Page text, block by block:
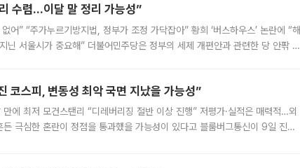
수렴…이달 말 정리 가능성”
어” “주가누르기방지법, 정부가 조정 가닥잡아” 황희 ‘버스하우스’ 논란에 “해
닌 서울시가 중요해” 더불어민주당은 정부의 세제 개편안과 관련한 당 안팎 의
코스피, 변동성 최악 국면 지났을 가능성”
에 최저 모건스탠리 “디레버리징 절반 이상 진행” 저평가·실적은 매력적…외
든 극심한 혼란이 정점을 통과했을 가능성이 있다고 블룸버그통신이 9일 진단